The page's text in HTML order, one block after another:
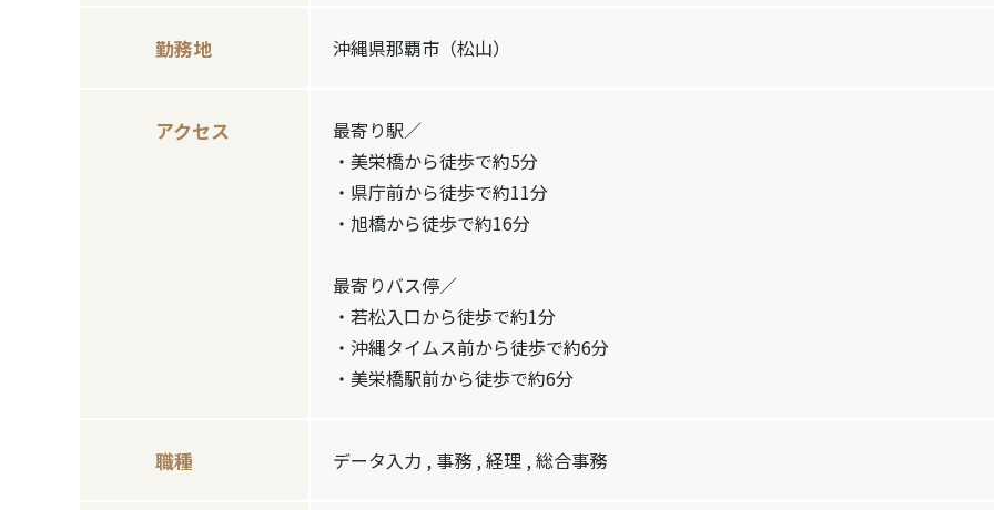
勤務地 沖縄県那覇市（松山）
アクセス
最寄り駅／
・美栄橋から徒歩で約5分
・県庁前から徒歩で約11分
・旭橋から徒歩で約16分
最寄りバス停／
・若松入口から徒歩で約1分
・沖縄タイムス前から徒歩で約6分
・美栄橋駅前から徒歩で約6分
職種 データ入力 , 事務 , 経理 , 総合事務